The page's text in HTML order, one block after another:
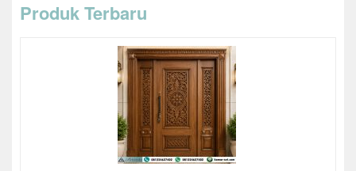
Produk Terbaru